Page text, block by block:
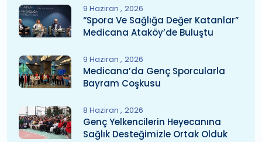
9 Haziran 2026
“Spora Ve Sağlığa Değer Katanlar”
Medicana Ataköy’de Buluştu
9 Haziran 2026
Medicana’da Genç Sporcularla
Bayram Coşkusu
8 Haziran 2026
Genç Yelkencilerin Heyecanına
Sağlık Desteğimizle Ortak Olduk